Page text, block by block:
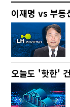
이재명 vs 부동
오늘도 '핫한'